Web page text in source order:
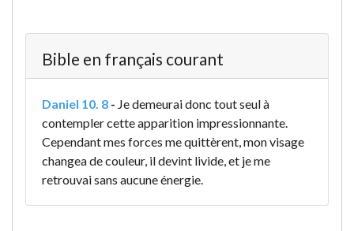
Bible en français courant
Daniel 10. 8 - Je demeurai donc tout seul à
contempler cette apparition impressionnante.
Cependant mes forces me quittèrent, mon visage
changea de couleur, il devint livide, et je me
retrouvai sans aucune énergie.